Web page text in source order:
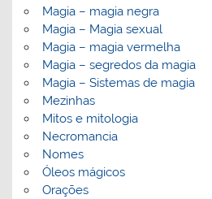
Magia – magia negra
Magia – Magia sexual
Magia – magia vermelha
Magia – segredos da magia
Magia – Sistemas de magia
Mezinhas
Mitos e mitologia
Necromancia
Nomes
Óleos mágicos
Orações